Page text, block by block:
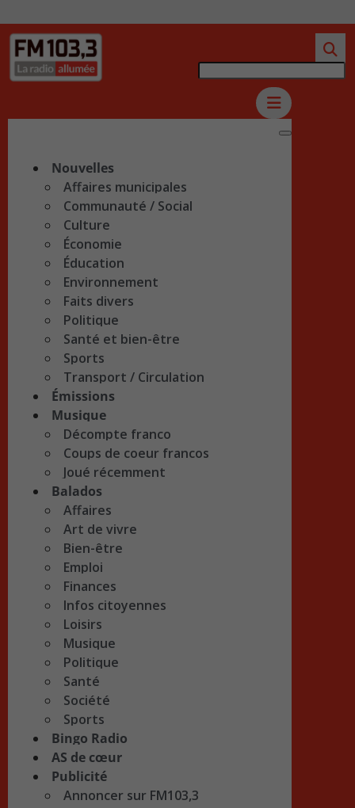
Nouvelles
Affaires municipales
Communauté / Social
Culture
Économie
Éducation
Environnement
Faits divers
Politique
Santé et bien-être
Sports
Transport / Circulation
Émissions
Musique
Décompte franco
Coups de coeur francos
Joué récemment
Balados
Affaires
Art de vivre
Bien-être
Emploi
Finances
Infos citoyennes
Loisirs
Musique
Politique
Santé
Société
Sports
Bingo Radio
AS de cœur
Publicité
Annoncer sur FM103,3